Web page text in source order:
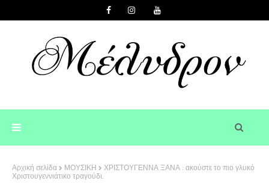
Αρχική σελίδα ΜΟΥΣΙΚΗ
ΧΡΙΣΤΟΥΓΕΝΝΑ ΞΑΝΑ : ακούστε το πιο γλυκό
Χριστουγεννιάτικο τραγούδι.